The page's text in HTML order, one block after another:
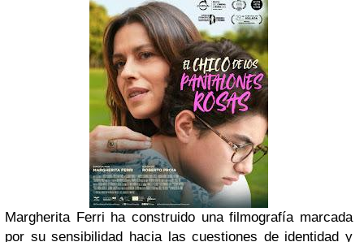
Margherita Ferri ha construido una filmografía marcada
por su sensibilidad hacia las cuestiones de identidad y